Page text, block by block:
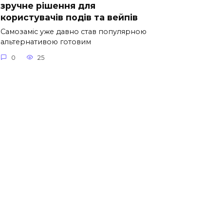
зручне рішення для
користувачів подів та вейпів
Самозаміс уже давно став популярною
альтернативою готовим
0 25